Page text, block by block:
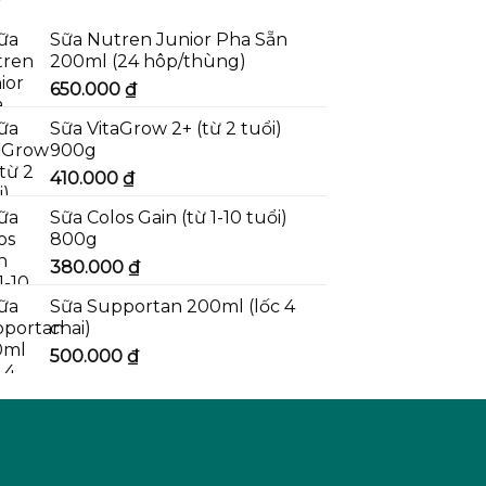
Sữa Nutren Junior Pha Sẵn
200ml (24 hôp/thùng)
650.000 ₫
Sữa VitaGrow 2+ (từ 2 tuổi)
900g
410.000 ₫
Sữa Colos Gain (từ 1-10 tuổi)
800g
380.000 ₫
Sữa Supportan 200ml (lốc 4
chai)
500.000 ₫